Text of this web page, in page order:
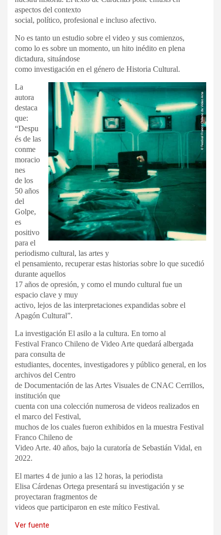
aspectos del contexto
social, político, profesional e incluso afectivo.
No es tanto un estudio sobre el video y sus comienzos,
como lo es sobre un momento, un hito inédito en plena
dictadura, situándose
como investigación en el género de Historia Cultural.
La
autora
destaca
que:
“Despu
és de las
conme
moracio
nes
de los
50 años
del
Golpe,
es
positivo
para el
periodismo cultural, las artes y
el pensamiento, recuperar estas historias sobre lo que sucedió
durante aquellos
17 años de opresión, y como el mundo cultural fue un
espacio clave y muy
activo, lejos de las interpretaciones expandidas sobre el
Apagón Cultural”.
La investigación El asilo a la cultura. En torno al
Festival Franco Chileno de Video Arte quedará albergada
para consulta de
estudiantes, docentes, investigadores y público general, en los
archivos del Centro
de Documentación de las Artes Visuales de CNAC Cerrillos,
institución que
cuenta con una colección numerosa de videos realizados en
el marco del Festival,
muchos de los cuales fueron exhibidos en la muestra Festival
Franco Chileno de
Video Arte. 40 años, bajo la curatoría de Sebastián Vidal, en
2022.
El martes 4 de junio a las 12 horas, la periodista
Elisa Cárdenas Ortega presentará su investigación y se
proyectaran fragmentos de
videos que participaron en este mítico Festival.
Ver fuente